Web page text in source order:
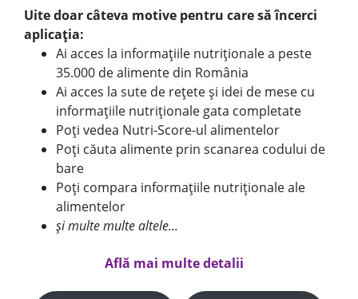
Uite doar câteva motive pentru care să încerci
aplicația:
Ai acces la informațiile nutriționale a peste
35.000 de alimente din România
Ai acces la sute de rețete și idei de mese cu
informațiile nutriționale gata completate
Poți vedea Nutri-Score-ul alimentelor
Poți căuta alimente prin scanarea codului de
bare
Poți compara informațiile nutriționale ale
alimentelor
și multe multe altele...
Află mai multe detalii